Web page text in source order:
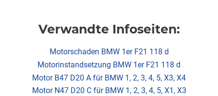
Verwandte Infoseiten:
Motorschaden BMW 1er F21 118 d
Motorinstandsetzung BMW 1er F21 118 d
Motor B47 D20 A für BMW 1, 2, 3, 4, 5, X3, X4
Motor N47 D20 C für BMW 1, 2, 3, 4, 5, X1, X3